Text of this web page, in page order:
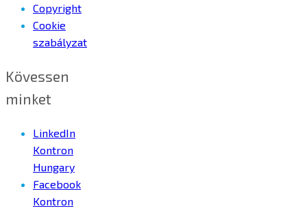
Copyright
Cookie
szabályzat
Kövessen
minket
LinkedIn
Kontron
Hungary
Facebook
Kontron